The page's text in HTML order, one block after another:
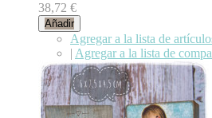
38,72 €
Añadir
Agregar a la lista de
| Agregar a la lista de